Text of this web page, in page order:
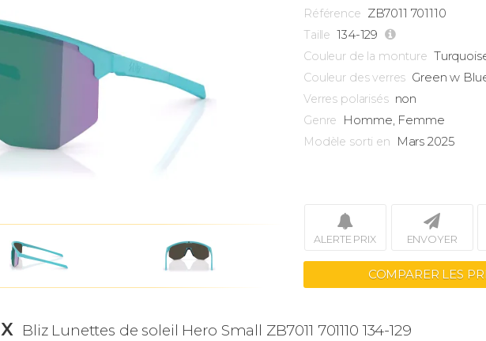
Référence ZB7011 701110
Taille 134-129
Couleur de la monture
Couleur des verres Green w
Verres polarisés non
Genre Homme, Femme
Modèle sorti en Mars 2025
ALERTE PRIX ENVOYER
COMPARER LES
Bliz Lunettes de soleil Hero Small ZB7011 701110 134-129